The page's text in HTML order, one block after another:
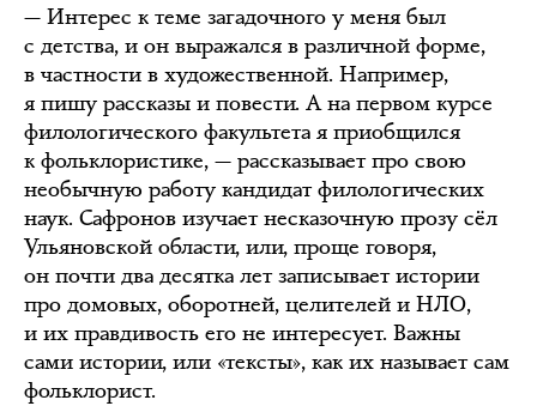
— Интерес к теме загадочного у меня был
с детства, и он выражался в различной форме,
в частности в художественной. Например,
я пишу рассказы и повести. А на первом курсе
филологического факультета я приобщился
к фольклористике, — рассказывает про свою
необычную работу кандидат филологических
наук. Сафронов изучает несказочную прозу сёл
Ульяновской области, или, проще говоря,
он почти два десятка лет записывает истории
про домовых, оборотней, целителей и НЛО,
и их правдивость его не интересует. Важны
сами истории, или «тексты», как их называет сам
фольклорист.